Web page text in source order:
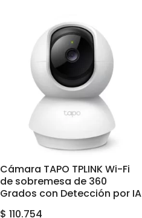
Cámara TAPO TPLINK Wi-Fi
de sobremesa de 360
Grados con Detección por IA
$ 110.754